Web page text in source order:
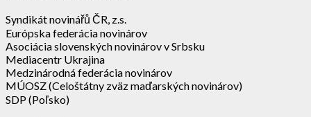
Syndikát novinářů ČR, z.s.
Európska federácia novinárov
Asociácia slovenských novinárov v Srbsku
Mediacentr Ukrajina
Medzinárodná federácia novinárov
MÚOSZ (Celoštátny zväz maďarských novinárov)
SDP (Poľsko)